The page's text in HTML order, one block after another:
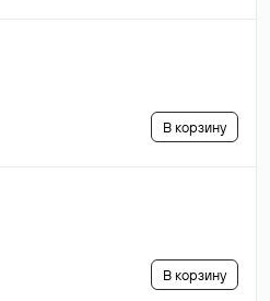
В корзину
В корзину